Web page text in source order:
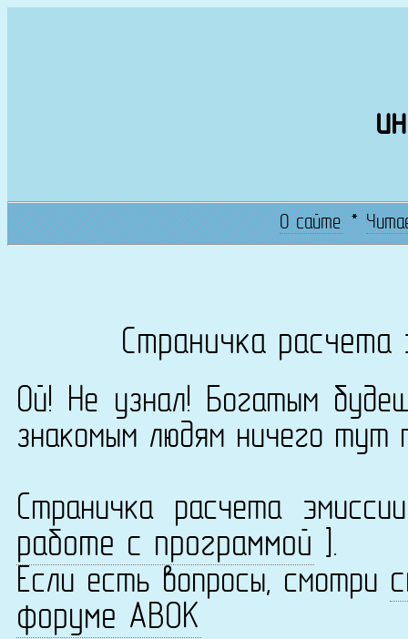
О сайте*
Страничка
Ой! Не узнал! Богатым
знакомым людям ничего тут
Страничка расчета
работе с программой ].
Если есть вопросы, смотри
форуме АВОК